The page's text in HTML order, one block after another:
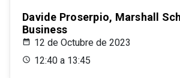
Davide Proserpio, Marshall
Business
12 de Octubre de 2023
12:40 a 13:45